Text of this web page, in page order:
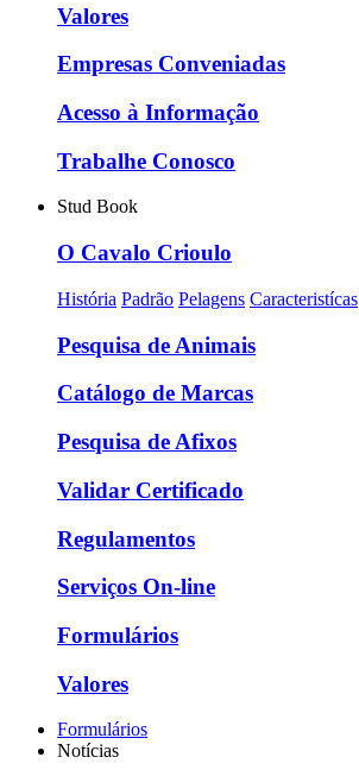
Valores
Empresas Conveniadas
Acesso à Informação
Trabalhe Conosco
Stud Book
O Cavalo Crioulo
História Padrão Pelagens Caracteristícas
Pesquisa de Animais
Catálogo de Marcas
Pesquisa de Afixos
Validar Certificado
Regulamentos
Serviços On-line
Formulários
Valores
Formulários
Notícias